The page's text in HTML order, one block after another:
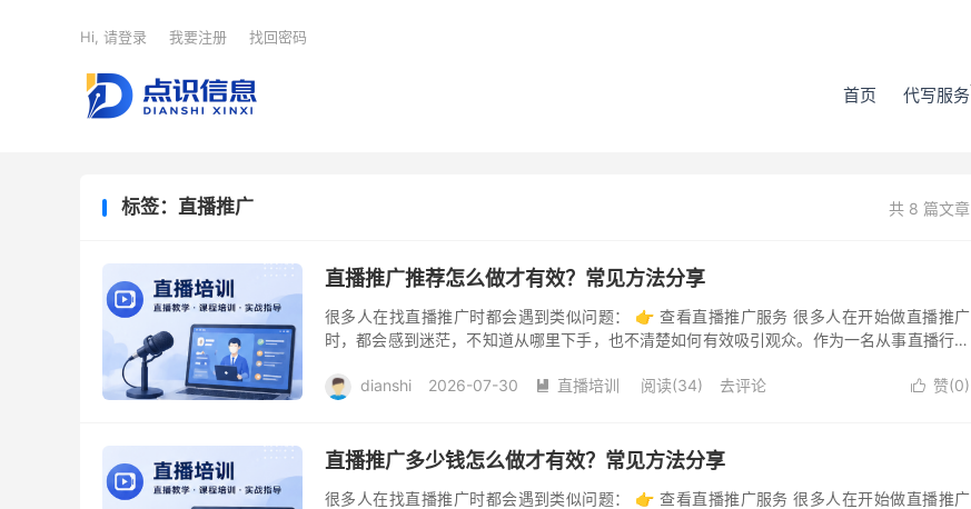
首页 代写服务
Hi, 请登录 我要注册 找回密码
共 8 篇文章
标签：直播推广
直播推广推荐怎么做才有效？常见方法分享
很多人在找直播推广时都会遇到类似问题： 👉 查看直播推广服务 很多人在开始做直播推广
时，都会感到迷茫，不知道从哪里下手，也不清楚如何有效吸引观众。作为一名从事直播行业
 赞(0)
dianshi 2026-07-30  直播培训 阅读(34) 去评论
直播推广多少钱怎么做才有效？常见方法分享
很多人在找直播推广时都会遇到类似问题： 👉 查看直播推广服务 很多人在开始做直播推广